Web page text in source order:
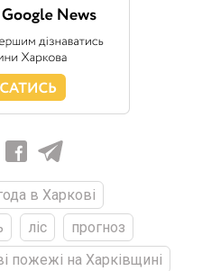
в Харкові
ліс
прогноз
пожежі на Харківщині